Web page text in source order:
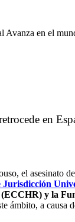
Avanza en el
en
el asesinato
Jurisdicción
y la
ámbito, a causa